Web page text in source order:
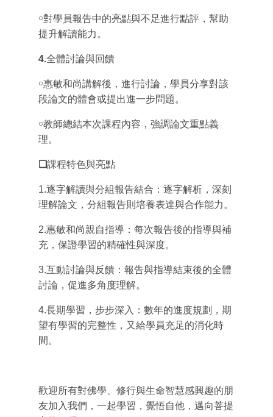
￮對學員報告中的亮點與不足進行點評，幫助
提升解讀能力。
4.全體討論與回饋
￮惠敏和尚講解後，進行討論，學員分享對該
段論文的體會或提出進一步問題。
￮教師總結本次課程內容，強調論文重點義
理。
❑課程特色與亮點
1.逐字解讀與分組報告結合：逐字解析，深刻
理解論文，分組報告則培養表達與合作能力。
2.惠敏和尚親自指導：每次報告後的指導與補
充，保證學習的精確性與深度。
3.互動討論與反饋：報告與指導結束後的全體
討論，促進多角度理解。
4.長期學習，步步深入：數年的進度規劃，期
望有學習的完整性，又給學員充足的消化時
間。
歡迎所有對佛學、修行與生命智慧感興趣的朋
友加入我們，一起學習，覺悟自他，邁向菩提